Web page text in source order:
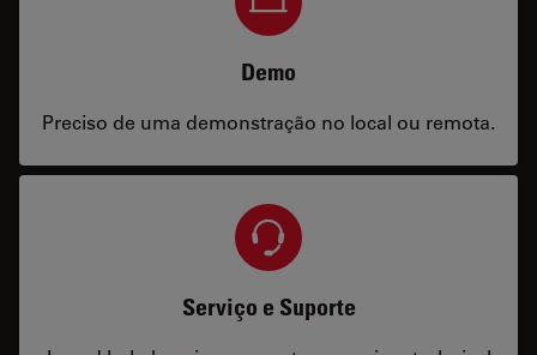
Demo
Preciso de uma demonstração no local ou remota.
Serviço e Suporte